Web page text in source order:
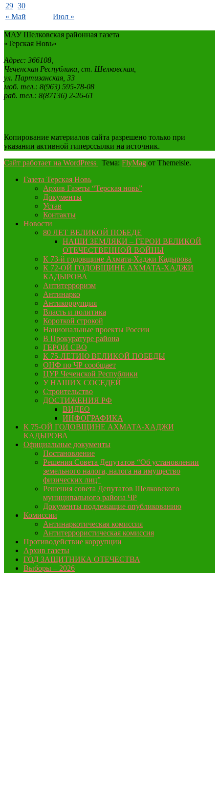
« Май Июл »
29 30
МАУ Шелковская районная газета
«Терская Новь»
Адрес: 366108,
Чеченская Республика, ст. Шелковская,
ул. Партизанская, 33
моб. тел.: 8(963) 595-78-08
раб. тел.: 8(87136) 2-26-61
Копирование материалов сайта разрешено только при
указании активной гиперссылки на источник.
Сайт работает на WordPress | Тема: FlyMag от Themeisle.
Газета Терская Новь
Архив Газеты “Терская новь”
Документы
Устав
Контакты
Новости
80 ЛЕТ ВЕЛИКОЙ ПОБЕДЕ
НАШИ ЗЕМЛЯКИ – ГЕРОИ ВЕЛИКОЙ
ОТЕЧЕСТВЕННОЙ ВОЙНЫ
К 73-й годовщине Ахмата-Хаджи Кадырова
К 72-ОЙ ГОДОВЩИНЕ АХМАТА-ХАДЖИ
КАДЫРОВА
Антитерроризм
Антинарко
Антикоррупция
Власть и политика
Короткой строкой
Национальные проекты России
В Прокуратуре района
ГЕРОИ СВО
К 75-ЛЕТИЮ ВЕЛИКОЙ ПОБЕДЫ
ОНФ по ЧР сообщает
ЦУР Чеченской Республики
У НАШИХ СОСЕДЕЙ
Строительство
ДОСТИЖЕНИЯ РФ
ВИДЕО
ИНФОГРАФИКА
К 75-ОЙ ГОДОВЩИНЕ АХМАТА-ХАДЖИ
КАДЫРОВА
Официальные документы
Постановление
Решения Совета Депутатов “Об установлении
земельного налога, налога на имущество
физических лиц”
Решения совета Депутатов Шелковского
муниципального района ЧР
Документы подлежащие опубликованию
Комиссии
Антинаркотическая комиссия
Антитеррористическая комиссия
Противодействие коррупции
Архив газеты
ГОД ЗАЩИТНИКА ОТЕЧЕСТВА
Выборы – 2026